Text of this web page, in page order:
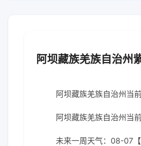
阿坝藏族羌族自治州
阿坝藏族羌族自治州当
阿坝藏族羌族自治州当
未来一周天气：08-07